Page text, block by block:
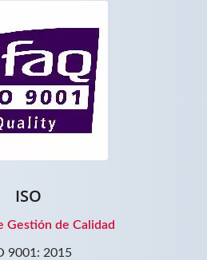
ISO
Gestión de Calidad
9001: 2015